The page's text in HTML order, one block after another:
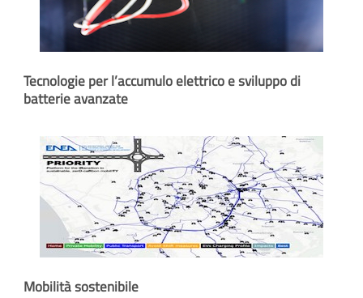
Tecnologie per l’accumulo elettrico e sviluppo di
batterie avanzate
Mobilità sostenibile